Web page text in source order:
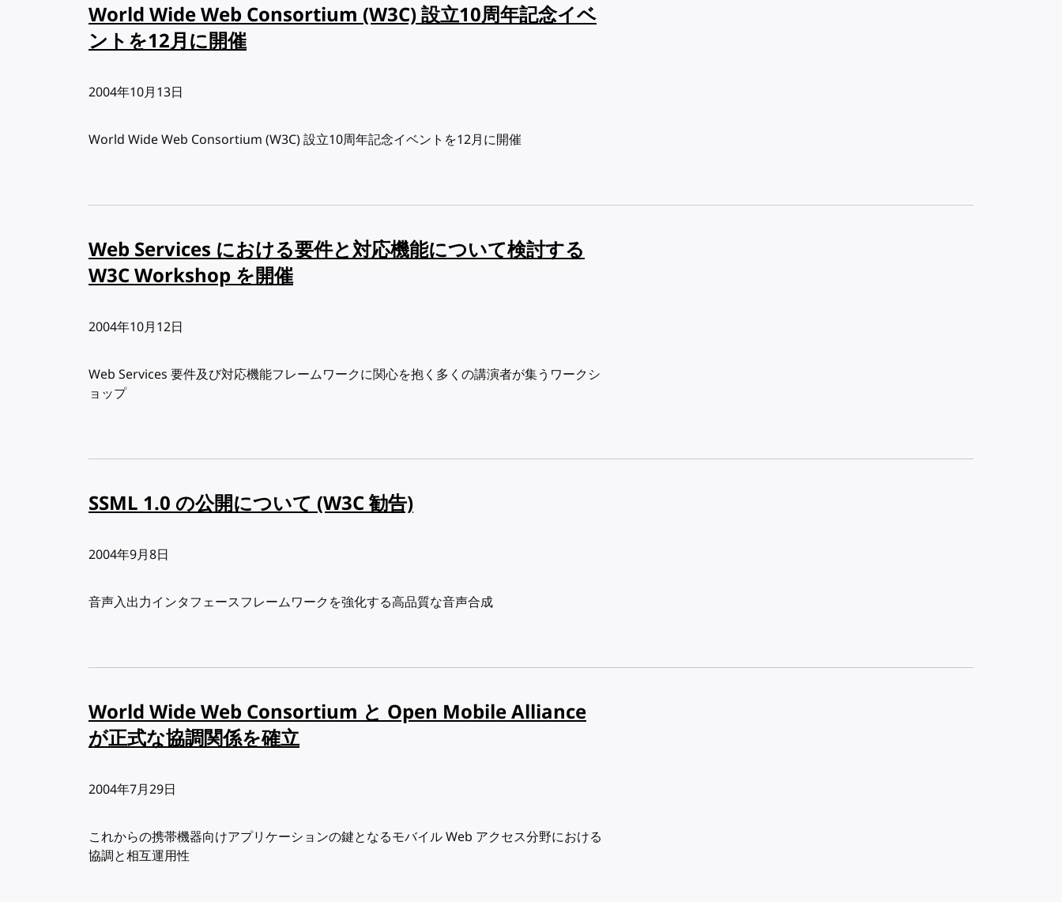
World Wide Web Consortium (W3C) 設立10周年記念イベ
ントを12月に開催
出版日:
2004年10月13日
World Wide Web Consortium (W3C) 設立10周年記念イベントを12月に開催
Web Services における要件と対応機能について検討する
W3C Workshop を開催
出版日:
2004年10月12日
Web Services 要件及び対応機能フレームワークに関心を抱く多くの講演者が集うワークシ
ョップ
SSML 1.0 の公開について (W3C 勧告)
出版日:
2004年9月8日
音声入出力インタフェースフレームワークを強化する高品質な音声合成
World Wide Web Consortium と Open Mobile Alliance
が正式な協調関係を確立
出版日:
2004年7月29日
これからの携帯機器向けアプリケーションの鍵となるモバイル Web アクセス分野における
協調と相互運用性